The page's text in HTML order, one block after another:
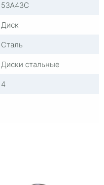
53A43C
Диск
Сталь
Диски стальные
4